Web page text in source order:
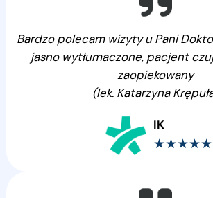
Bardzo polecam wizyty u Pani
jasno wytłumaczone, pacjent
zaopiekowany
(lek. Katarzyna
IK
★★★★★